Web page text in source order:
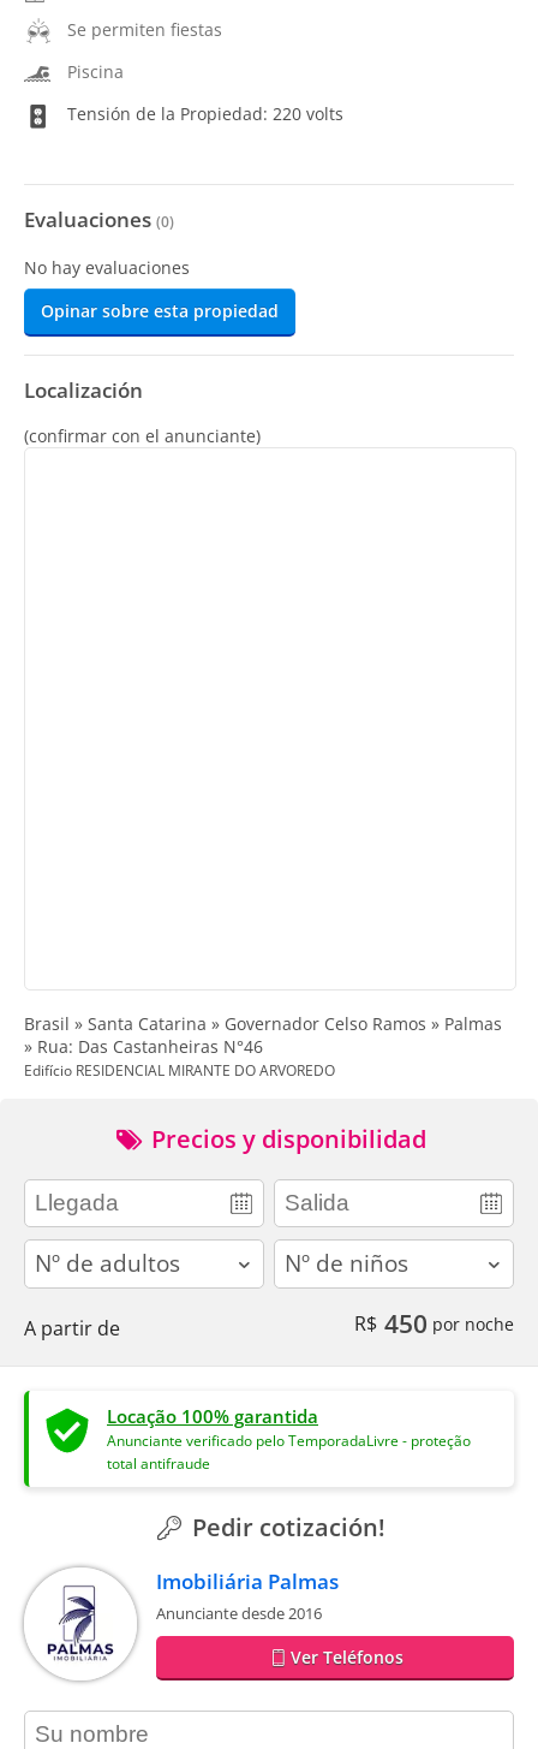
Se permiten fiestas
Piscina
Tensión de la Propiedad: 220 volts
Evaluaciones (0)
No hay evaluaciones
Opinar sobre esta propiedad
Localización
(confirmar con el anunciante)
Brasil » Santa Catarina » Governador Celso Ramos » Palmas
» Rua: Das Castanheiras N°46
Edifício RESIDENCIAL MIRANTE DO ARVOREDO
Precios y disponibilidad
adults children
A partir de R$ 450 por noche
Locação 100% garantida
Anunciante verificado pelo TemporadaLivre - proteção
total antifraude
Pedir cotización!
Imobiliária Palmas
Anunciante desde 2016
Ver Teléfonos
contact_name